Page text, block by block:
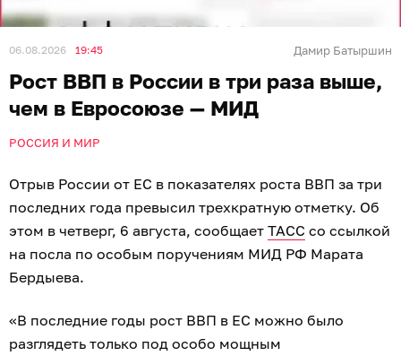
06.08.2026 19:45 Дамир Батыршин
Рост ВВП в России в три раза выше,
чем в Евросоюзе — МИД
РОССИЯ И МИР
Отрыв России от ЕС в показателях роста ВВП за три
последних года превысил трехкратную отметку. Об
этом в четверг, 6 августа, сообщает ТАСС со ссылкой
на посла по особым поручениям МИД РФ Марата
Бердыева.
«В последние годы рост ВВП в ЕС можно было
разглядеть только под особо мощным